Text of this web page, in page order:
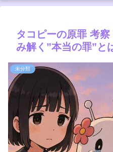
タコピーの原罪 考
み解く”本当の罪”と
未分類